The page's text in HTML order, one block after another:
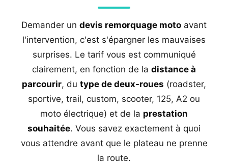
Demander un devis remorquage moto avant
l'intervention, c'est s'épargner les mauvaises
surprises. Le tarif vous est communiqué
clairement, en fonction de la distance à
parcourir, du type de deux-roues (roadster,
sportive, trail, custom, scooter, 125, A2 ou
moto électrique) et de la prestation
souhaitée. Vous savez exactement à quoi
vous attendre avant que le plateau ne prenne
la route.